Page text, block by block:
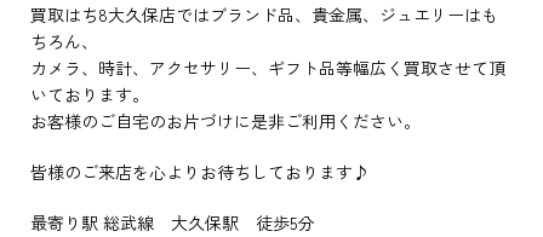
買取はち8大久保店ではブランド品、貴金属、ジュエリーはも
ちろん、
カメラ、時計、アクセサリー、ギフト品等幅広く買取させて頂
いております。
お客様のご自宅のお片づけに是非ご利用ください。
皆様のご来店を心よりお待ちしております♪
最寄り駅 総武線 大久保駅 徒歩5分